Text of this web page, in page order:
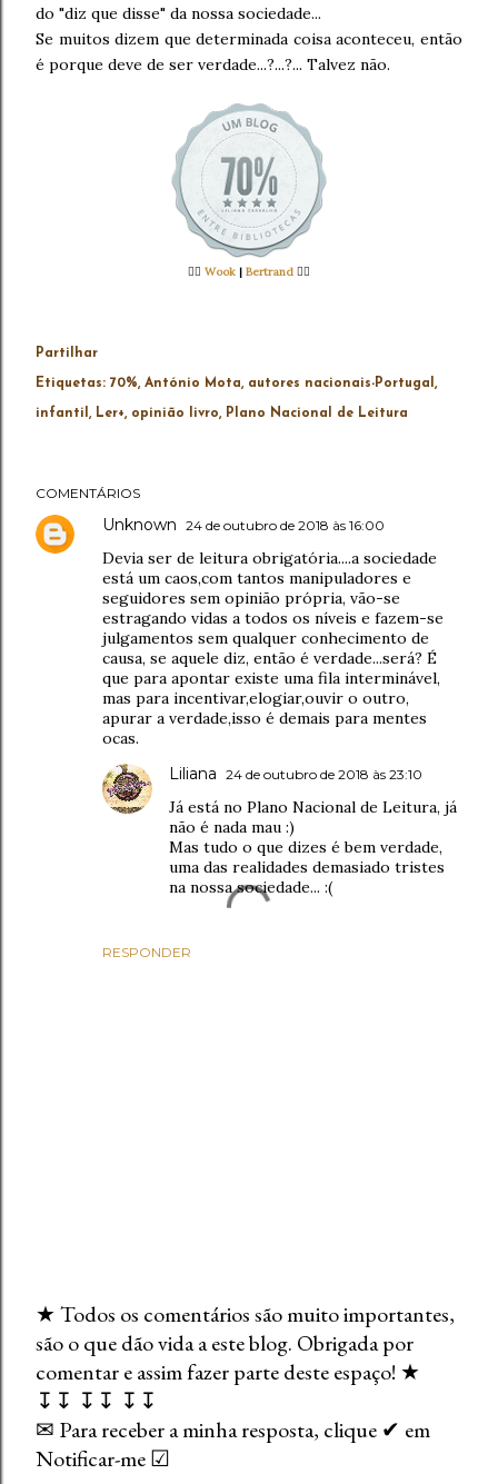
do "diz que disse" da nossa sociedade...
Se muitos dizem que determinada coisa aconteceu, então
é porque deve de ser verdade...?...?... Talvez não.
👉🏻 Wook | Bertrand 👈🏻
Partilhar
Etiquetas: 70% António Mota autores nacionais-Portugal
infantil Ler+ opinião livro Plano Nacional de Leitura
COMENTÁRIOS
Unknown 24 de outubro de 2018 às 16:00
Devia ser de leitura obrigatória....a sociedade
está um caos,com tantos manipuladores e
seguidores sem opinião própria, vão-se
estragando vidas a todos os níveis e fazem-se
julgamentos sem qualquer conhecimento de
causa, se aquele diz, então é verdade...será? É
que para apontar existe uma fila interminável,
mas para incentivar,elogiar,ouvir o outro,
apurar a verdade,isso é demais para mentes
ocas.
RESPONDER
Liliana 24 de outubro de 2018 às 23:10
Já está no Plano Nacional de Leitura, já
não é nada mau :)
Mas tudo o que dizes é bem verdade,
uma das realidades demasiado tristes
na nossa sociedade... :(
E
n
v
i
a
★ Todos os comentários são muito importantes,
são o que dão vida a este blog. Obrigada por
comentar e assim fazer parte deste espaço! ★
↧↧ ↧↧ ↧↧
✉ Para receber a minha resposta, clique ✔ em
Notificar-me ☑